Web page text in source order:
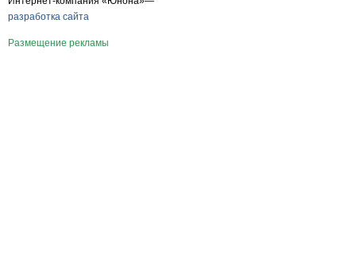
разработка сайта
Размещение рекламы